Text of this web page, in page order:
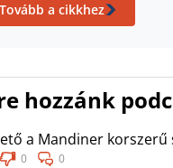
Tovább a cikkhez
hozzánk
a Mandiner
0 0